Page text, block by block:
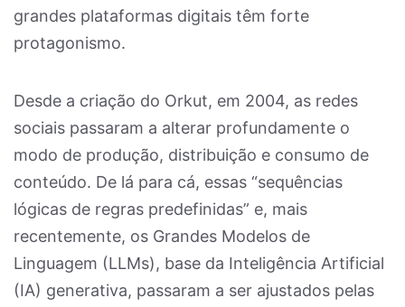
grandes plataformas digitais têm forte
protagonismo.
Desde a criação do Orkut, em 2004, as redes
sociais passaram a alterar profundamente o
modo de produção, distribuição e consumo de
conteúdo. De lá para cá, essas “sequências
lógicas de regras predefinidas” e, mais
recentemente, os Grandes Modelos de
Linguagem (LLMs), base da Inteligência Artificial
(IA) generativa, passaram a ser ajustados pelas